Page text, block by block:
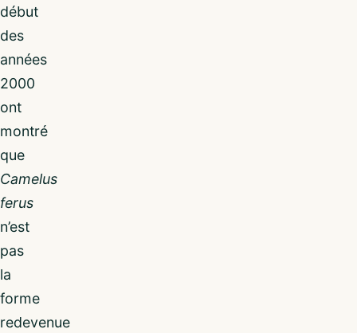
début
des
années
2000
ont
montré
que
Camelus
ferus
n’est
pas
la
forme
redevenue